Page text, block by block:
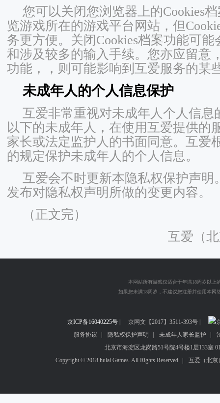
您可以关闭您浏览器上的Cookies
览游戏所在的游戏平台网站，但
务更方便。关闭Cookies档案功能可
和涉及较多的输入手续。您亦应留意
功能，，则可能影响到互爱服务的某
未成年人的个人信息保护
互爱非常重视对未成年人个人信息
以下的未成年人，在使用互爱提供的
家长或法定监护人的书面同意。互爱
的规定保护未成年人的个人信息。
互爱会不时更新本隐私权保护声明
发布对隐私权声明所做的变更内容。
（正文完）
互爱（
如果您坚持使用，请您务必加入本网络游戏防沉迷
您在使用本网络游戏服务之前已经明确知晓网络游戏可能
包括长时间游戏可能不利于您的身心健康等。为了您的健康
抵制不良游戏，拒绝盗版游戏，注意自我保护
适度游戏益脑，沉迷游戏伤身，合理安排时间
京ICP备16040225号 | 京网文【2017】3511-393号 |
服务协议
隐私权保护声明 未成年人家长监护
北京市海淀区龙岗路51号院4号楼1层133室
Copyright © 2018 hulai Games. All Rights Reserved
互爱（北京